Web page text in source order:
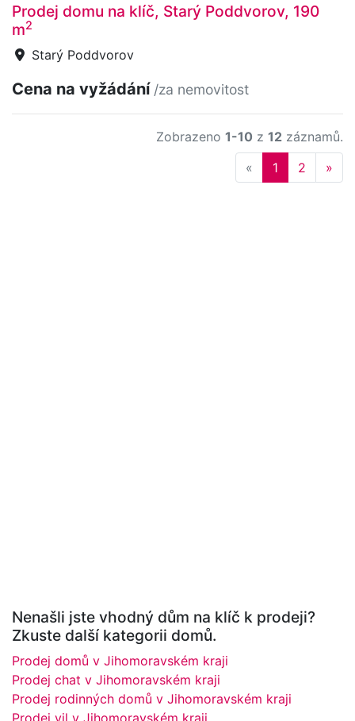
Prodej domu na klíč, Starý Poddvorov, 190
m2
Starý Poddvorov
Cena na vyžádání /za nemovitost
Zobrazeno 1-10 z 12 záznamů.
« Previous
1 2 »
Nenašli jste vhodný dům na klíč k prodeji?
Zkuste další kategorii domů.
Prodej domů v Jihomoravském kraji
Prodej chat v Jihomoravském kraji
Prodej rodinných domů v Jihomoravském kraji
Prodej vil v Jihomoravském kraji